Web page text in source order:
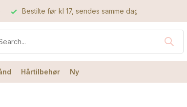
Bestilte før kl 17, sendes samme dag
Hårtilbehør Ny